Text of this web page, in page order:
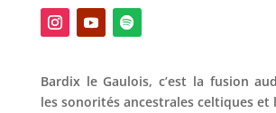
Bardix le Gaulois, c’est la fusion
les sonorités ancestrales celtiques et